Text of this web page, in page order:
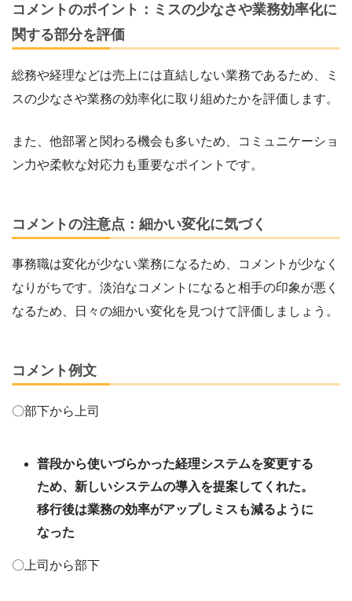
コメントのポイント：ミスの少なさや業務効率化に
関する部分を評価
総務や経理などは売上には直結しない業務であるため、ミ
スの少なさや業務の効率化に取り組めたかを評価します。
また、他部署と関わる機会も多いため、コミュニケーショ
ン力や柔軟な対応力も重要なポイントです。
コメントの注意点：細かい変化に気づく
事務職は変化が少ない業務になるため、コメントが少なく
なりがちです。淡泊なコメントになると相手の印象が悪く
なるため、日々の細かい変化を見つけて評価しましょう。
コメント例文
〇部下から上司
普段から使いづらかった経理システムを変更する
ため、新しいシステムの導入を提案してくれた。
移行後は業務の効率がアップしミスも減るように
なった
〇上司から部下